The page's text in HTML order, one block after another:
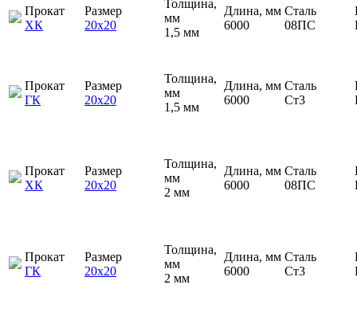
Прокат
ХК
Размер
20х20
Толщина,
мм
1,5 мм
Длина, мм
6000
Сталь
08ПС
Прокат
ГК
Размер
20х20
Толщина,
мм
1,5 мм
Длина, мм
6000
Сталь
Ст3
Прокат
ХК
Размер
20х20
Толщина,
мм
2 мм
Длина, мм
6000
Сталь
08ПС
Прокат
ГК
Размер
20х20
Толщина,
мм
2 мм
Длина, мм
6000
Сталь
Ст3